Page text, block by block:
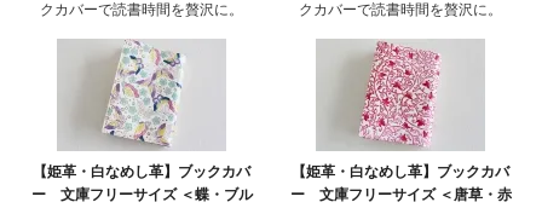
クカバーで読書時間を贅沢に。
クカバーで読書時間を贅沢に。
【姫革・白なめし革】ブックカバ
ー 文庫フリーサイズ ＜蝶・ブル
【姫革・白なめし革】ブックカバ
ー 文庫フリーサイズ ＜唐草・赤